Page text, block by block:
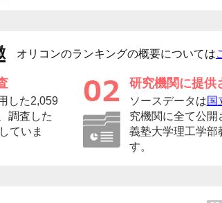
オリコンのランキングの概要については
した2,059
調査した
ていま
研究機関に提供
ソースデータは国
究機関に全て公
義塾大学理工学部
す。